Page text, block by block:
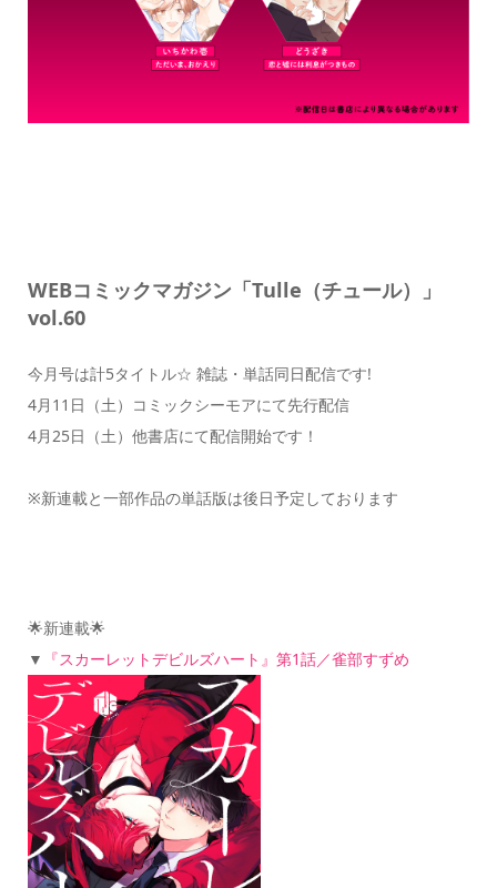
WEBコミックマガジン「Tulle（チュール）」
vol.60
今月号は計5タイトル☆ 雑誌・単話同日配信です!
4月11日（土）コミックシーモアにて先行配信
4月25日（土）他書店にて配信開始です！
※新連載と一部作品の単話版は後日予定しております
🌟新連載🌟
▼ 『スカーレットデビルズハート』第1話／雀部すずめ